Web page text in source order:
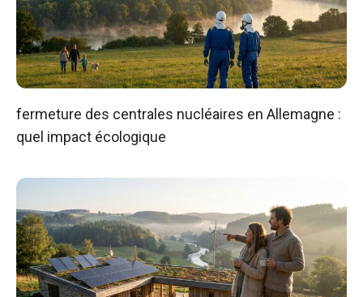
fermeture des centrales nucléaires en Allemagne :
quel impact écologique